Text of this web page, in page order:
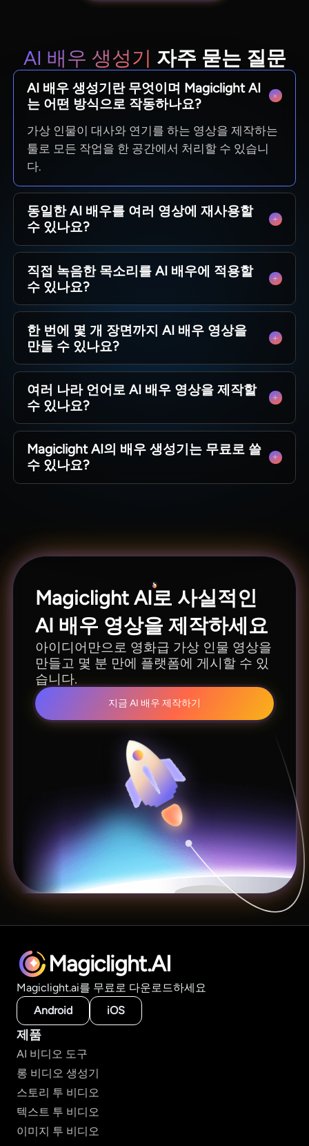
AI 배우 생성기 자주 묻는 질문
AI 배우 생성기란 무엇이며 Magiclight AI
는 어떤 방식으로 작동하나요?
가상 인물이 대사와 연기를 하는 영상을 제작하는
툴로 모든 작업을 한 공간에서 처리할 수 있습니
다.
동일한 AI 배우를 여러 영상에 재사용할
수 있나요?
네, 캐릭터 라이브러리에 저장돼 외형과 복장 그대
로 모든 제작에 재활용 가능합니다.
직접 녹음한 목소리를 AI 배우에 적용할
수 있나요?
목소리 복제 기능을 지원해 본인 음성을 자연스럽
게 가상 인물에 입힐 수 있습니다.
한 번에 몇 개 장면까지 AI 배우 영상을
만들 수 있나요?
단편은 사진 한 장으로 10~15초 분량, 장편은 최대
50분까지 한 번에 제작 가능합니다.
여러 나라 언어로 AI 배우 영상을 제작할
수 있나요?
총 11개 국가 언어를 지원해 같은 캐릭터로 영어,
중국어, 일본어 등 제작이 가능합니다.
Magiclight AI의 배우 생성기는 무료로 쓸
수 있나요?
Magiclight AI로 사실적인
AI 배우 영상을 제작하세요
아이디어만으로 영화급 가상 인물 영상을
만들고 몇 분 만에 플랫폼에 게시할 수 있
습니다.
지금 AI 배우 제작하기
Magiclight.AI
Magiclight.ai를 무료로 다운로드하세요
Android
iOS
제품
AI 비디오 도구
롱 비디오 생성기
스토리 투 비디오
텍스트 투 비디오
이미지 투 비디오